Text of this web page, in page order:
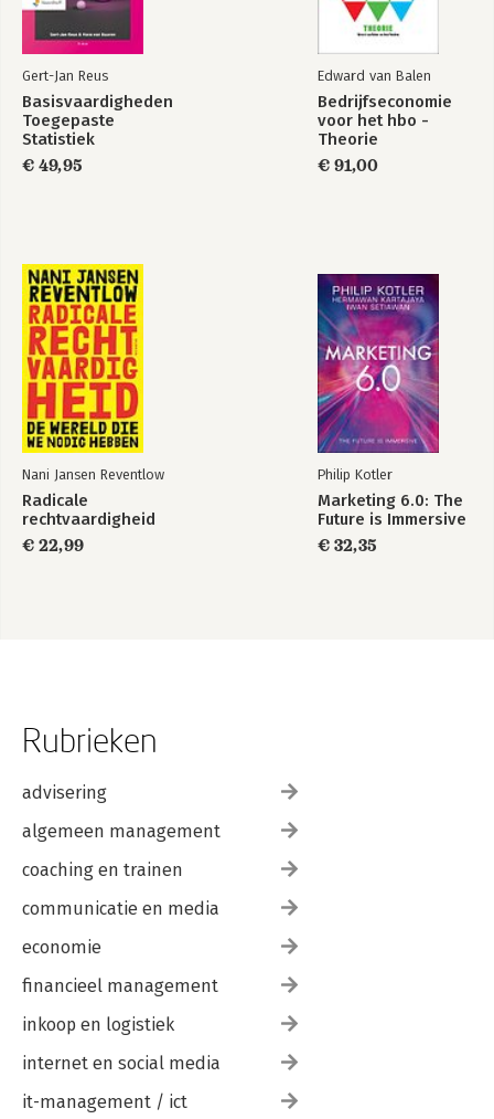
Gert-Jan Reus
Basisvaardigheden
Toegepaste
Statistiek
€ 49,95
Edward van Balen
Bedrijfseconomie
voor het hbo -
Theorie
€ 91,00
Nani Jansen Reventlow
Radicale
rechtvaardigheid
€ 22,99
Philip Kotler
Marketing 6.0: The
Future is Immersive
€ 32,35
Rubrieken
advisering
algemeen management
coaching en trainen
communicatie en media
economie
financieel management
inkoop en logistiek
internet en social media
it-management / ict